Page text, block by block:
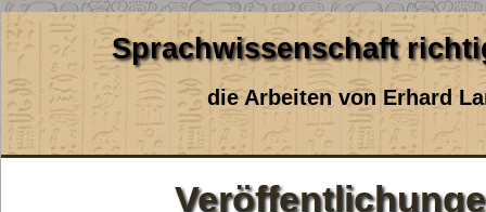
Sprachwissenschaft
die Arbeiten von Erhard